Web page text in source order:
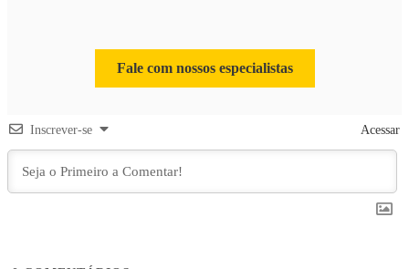
Fale com nossos especialistas
Inscrever-se Acessar